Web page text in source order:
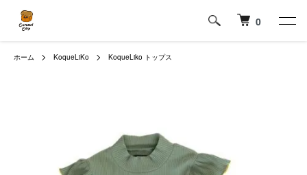
0
ホーム KoqueLiKo KoqueLiko トップス